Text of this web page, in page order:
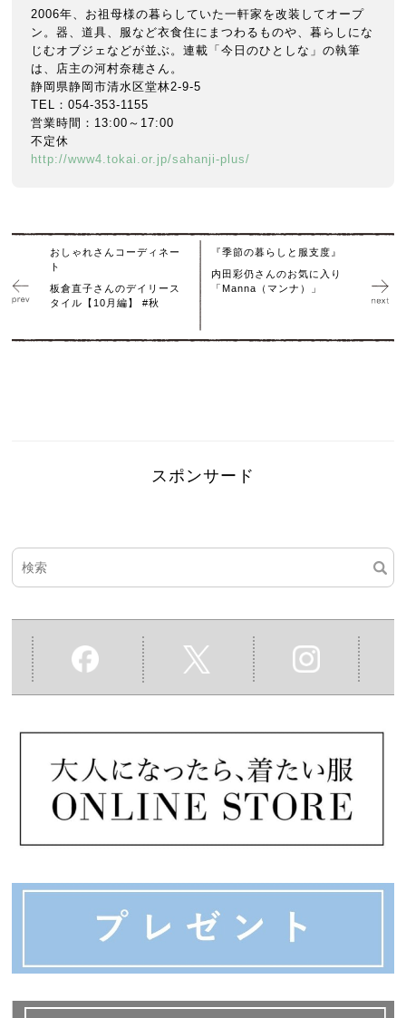
2006年、お祖母様の暮らしていた一軒家を改装してオープ
ン。器、道具、服など衣食住にまつわるものや、暮らしにな
じむオブジェなどが並ぶ。連載「今日のひとしな」の執筆
は、店主の河村奈穂さん。
静岡県静岡市清水区堂林2-9-5
TEL：054-353-1155
営業時間：13:00～17:00
不定休
http://www4.tokai.or.jp/sahanji-plus/
おしゃれさんコーディネー
ト
板倉直子さんのデイリース
タイル【10月編】 #秋
『季節の暮らしと服支度』
内田彩仍さんのお気に入り
「Manna（マンナ）」
スポンサード